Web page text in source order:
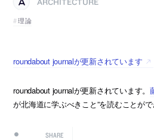
理論
roundabout journalが更新されています
roundabout journalが更新されています。
が北海道に学ぶべきこと”を読むことがで
SHARE